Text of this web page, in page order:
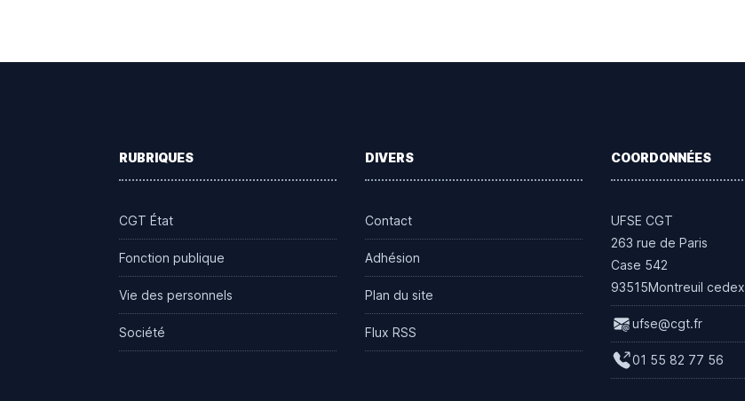
RUBRIQUES
CGT État
Fonction publique
Vie des personnels
Société
DIVERS
Contact
Adhésion
Plan du site
Flux RSS
COORDONNÉES
UFSE CGT
263 rue de Paris
Case 542
93515Montreuil cedex
ufse@cgt.fr
01 55 82 77 56